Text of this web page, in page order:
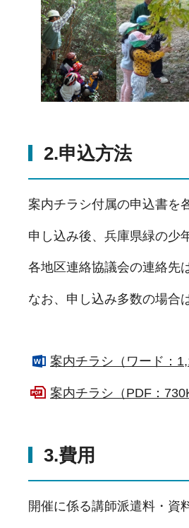
2.申込方法
案内チラシ付属の申込書を
申し込み後、兵庫県緑の少
各地区連絡協議会の連絡先
なお、申し込み多数の場合
案内チラシ（ワード：
案内チラシ（PDF：
3.費用
開催に係る講師派遣料・資